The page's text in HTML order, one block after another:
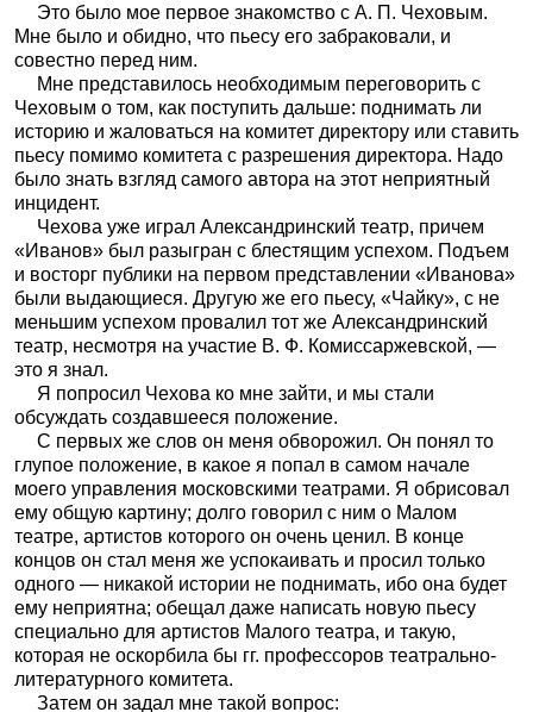
Это было мое первое знакомство с А. П. Чеховым.
Мне было и обидно, что пьесу его забраковали, и
совестно перед ним.
Мне представилось необходимым переговорить с
Чеховым о том, как поступить дальше: поднимать ли
историю и жаловаться на комитет директору или ставить
пьесу помимо комитета с разрешения директора. Надо
было знать взгляд самого автора на этот неприятный
инцидент.
Чехова уже играл Александринский театр, причем
«Иванов» был разыгран с блестящим успехом. Подъем
и восторг публики на первом представлении «Иванова»
были выдающиеся. Другую же его пьесу, «Чайку», с не
меньшим успехом провалил тот же Александринский
театр, несмотря на участие В. Ф. Комиссаржевской, —
это я знал.
Я попросил Чехова ко мне зайти, и мы стали
обсуждать создавшееся положение.
С первых же слов он меня обворожил. Он понял то
глупое положение, в какое я попал в самом начале
моего управления московскими театрами. Я обрисовал
ему общую картину; долго говорил с ним о Малом
театре, артистов которого он очень ценил. В конце
концов он стал меня же успокаивать и просил только
одного — никакой истории не поднимать, ибо она будет
ему неприятна; обещал даже написать новую пьесу
специально для артистов Малого театра, и такую,
которая не оскорбила бы гг. профессоров театрально-
литературного комитета.
Затем он задал мне такой вопрос: